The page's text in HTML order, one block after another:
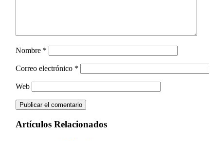
Nombre *
Correo electrónico *
Web
Artículos Relacionados